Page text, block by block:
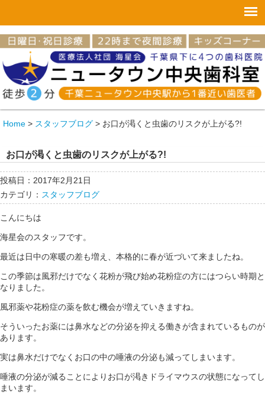
Home > スタッフブログ > お口が渇くと虫歯のリスクが上がる?!
お口が渇くと虫歯のリスクが上がる?!
投稿日：2017年2月21日
カテゴリ： スタッフブログ
こんにちは
海星会のスタッフです。
最近は日中の寒暖の差も増え、本格的に春が近づいて来ましたね。
この季節は風邪だけでなく花粉が飛び始め花粉症の方にはつらい時期と
なりました。
風邪薬や花粉症の薬を飲む機会が増えていきますね。
そういったお薬には鼻水などの分泌を抑える働きが含まれているものが
あります。
実は鼻水だけでなくお口の中の唾液の分泌も減ってしまいます。
唾液の分泌が減ることによりお口が渇きドライマウスの状態になってし
まいます。